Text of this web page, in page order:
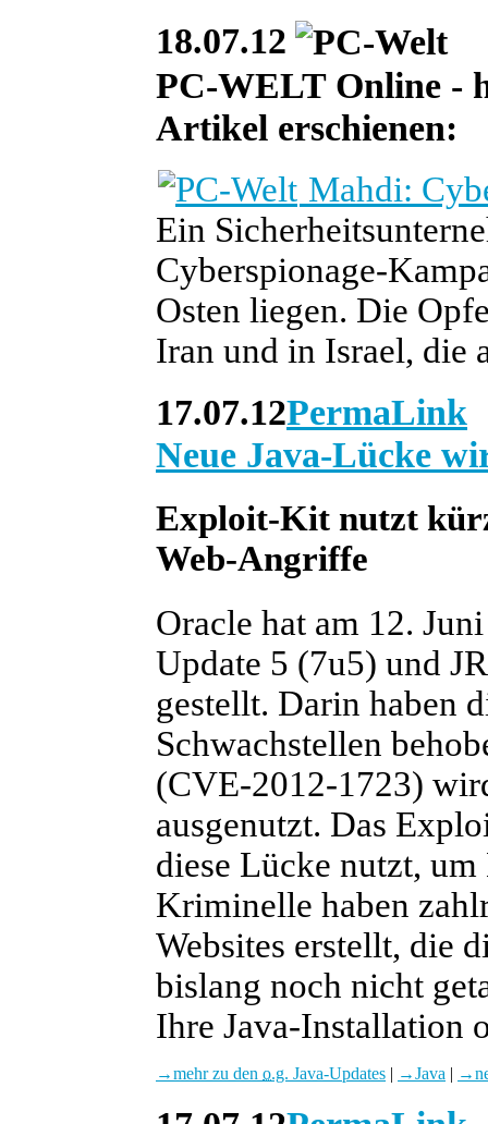
18.07.12
PC-WELT Online -
Artikel erschienen:
Mahdi:
Ein
Cyberspionage-
Osten liegen. Die
Iran und in Israel, die
17.07.12PermaLink
Neue Java-Lücke
Exploit-Kit nutzt
Web-Angriffe
Oracle hat am 12.
Update 5 (7u5) und
gestellt. Darin haben
Schwachstellen
(CVE-2012-1723)
ausgenutzt. Das
diese Lücke nutzt,
Kriminelle haben
Websites erstellt, die
bislang noch nicht
Ihre Java-Installation
→mehr zu den o.g. Java-Updates | →Java | →